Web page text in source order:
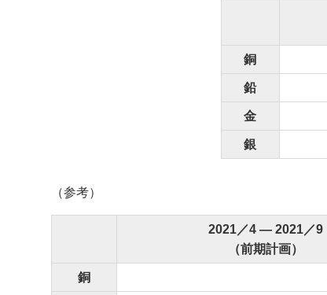
銅
鉛
金
銀
（参考）
2021／4 ― 2021／9
（前期計画）
銅